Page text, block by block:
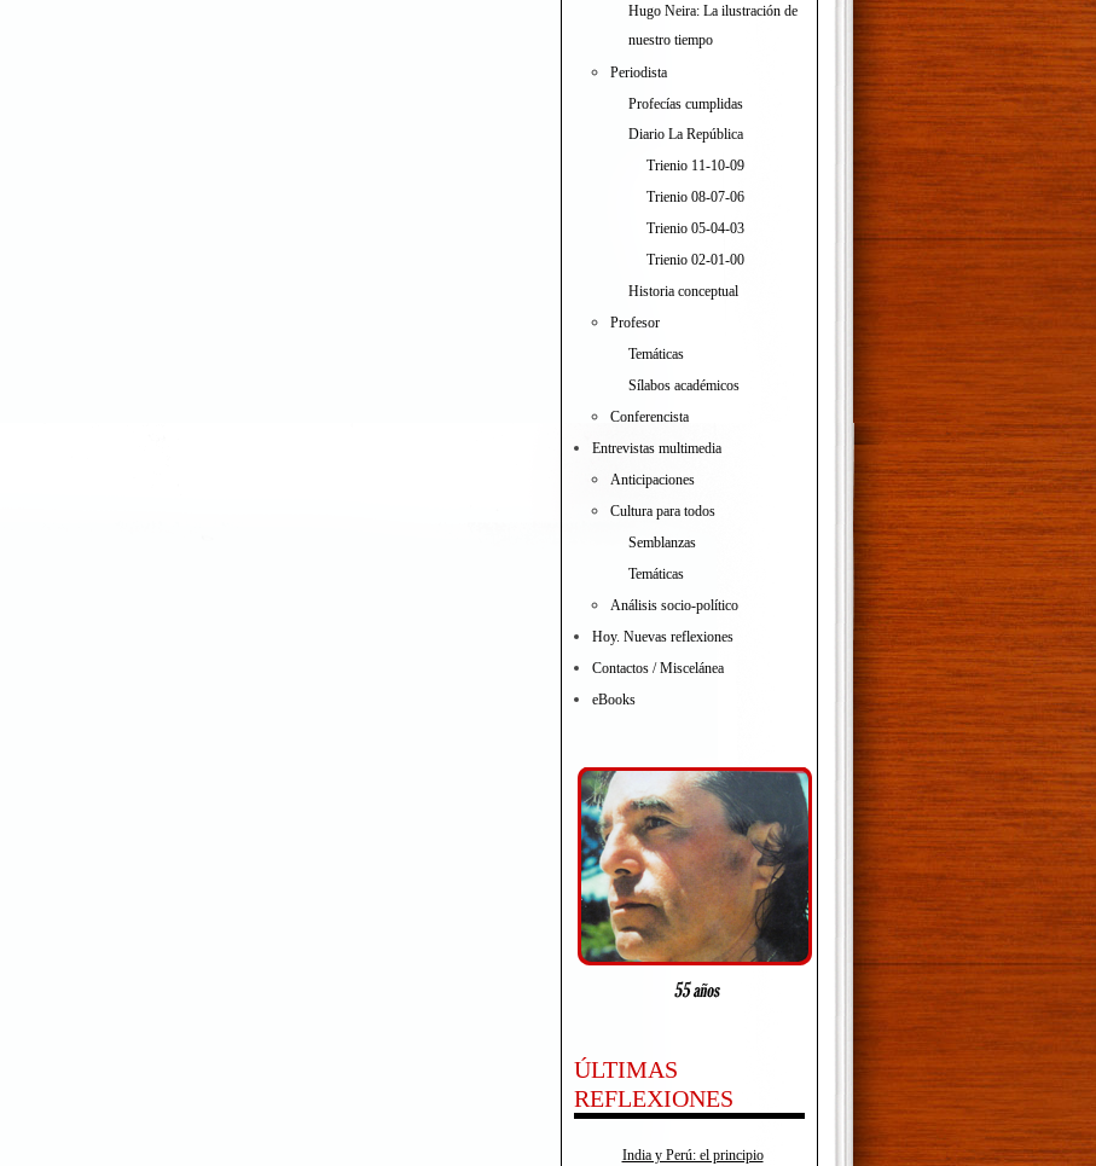
Hugo Neira: La ilustración de
nuestro tiempo
Periodista
Profecías cumplidas
Diario La República
Trienio 11-10-09
Trienio 08-07-06
Trienio 05-04-03
Trienio 02-01-00
Historia conceptual
Profesor
Temáticas
Sílabos académicos
Conferencista
Entrevistas multimedia
Anticipaciones
Cultura para todos
Semblanzas
Temáticas
Análisis socio-político
Hoy. Nuevas reflexiones
Contactos / Miscelánea
eBooks
ÚLTIMAS
REFLEXIONES
India y Perú: el principio